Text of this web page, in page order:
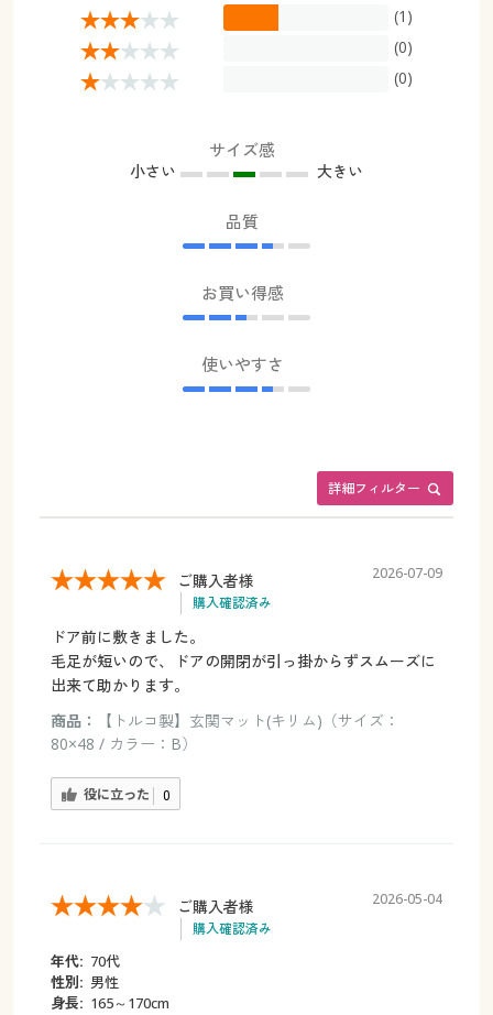
(1)
(0)
(0)
サイズ感
小さい 大きい
品質
お買い得感
使いやすさ
詳細フィルター
ご購入者様
購入確認済み
2026-07-09
ドア前に敷きました。
毛足が短いので、ドアの開閉が引っ掛からずスムーズに
出来て助かります。
商品：
【トルコ製】玄関マット(キリム)（サイズ：
80×48 / カラー：B）
役に立った 0
ご購入者様
購入確認済み
2026-05-04
年代: 70代
性別: 男性
身長: 165～170cm